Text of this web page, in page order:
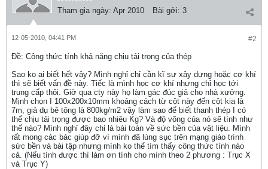
Tham gia ngày: Apr 2010 Bài gởi: 3
#2
12-05-2010, 04:41 PM
Ðề: Công thức tính khả năng chịu tải trọng của thép
Sao ko ai biết hết vậy? Mình nghỉ chỉ cần kĩ sư xây dựng hoặc cơ khí
thì sẽ biết vấn đề này. Tiếc là mình học cơ khí nhưng chỉ học tới
trung cấp thôi. Giờ qua cty này họ làm gác đúc giả cho nhà xưởng.
Mịnh chọn I 100x200x10mm khoảng cách từ cột này đến cột kia là
7m, giả dụ bê tông là 800kg/m2 vậy làm sao để biết thanh thép I có
thể chịu tải trọng được bao nhiêu Kg? Và độ võng của nó sẽ tính như
thế nào? Mình nghỉ đây chỉ là bài toán về sức bền của vật liệu. Mình
rất mong các bác giúp đỡ vì mình đã lùng sục trên mạng giáo trình
sức bền và bài tập nhưng mình ko thể tìm thấy công thức tính nào
cả. (Nếu tính được thì làm ơn tính cho mình theo 2 phương : Trục X
và Trục Y)